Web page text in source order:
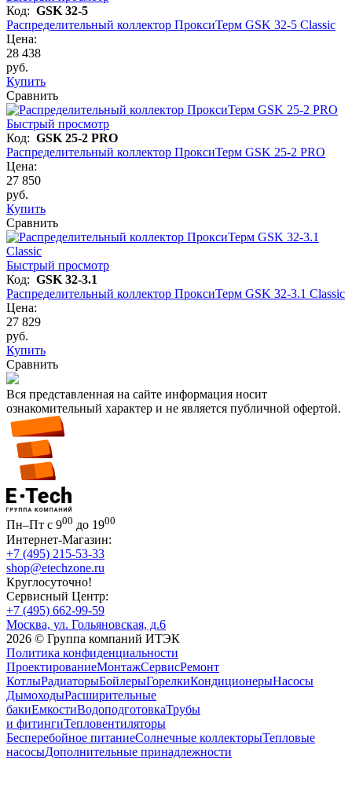
Код: GSK 32-5
Распределительный коллектор ПроксиТерм GSK 32-5 Classic
Цена:
28 438
руб.
Купить
Сравнить
Быстрый просмотр
Код: GSK 25-2 PRO
Распределительный коллектор ПроксиТерм GSK 25-2 PRO
Цена:
27 850
руб.
Купить
Сравнить
Быстрый просмотр
Код: GSK 32-3.1
Распределительный коллектор ПроксиТерм GSK 32-3.1 Classic
Цена:
27 829
руб.
Купить
Сравнить
Вся представленная на сайте информация носит
ознакомительный характер и не является публичной офертой.
Пн–Пт с 900 до 1900
Интернет-Магазин:
+7 (495) 215-53-33
shop@etechzone.ru
Круглосуточно!
Сервисный Центр:
+7 (495) 662-99-59
Москва, ул. Гольяновская, д.6
2026 © Группа компаний ИТЭК
Политика конфиденциальности
ПроектированиеМонтажСервисРемонт
КотлыРадиаторыБойлерыГорелкиКондиционерыНасосы
ДымоходыРасширительные
бакиЕмкостиВодоподготовкаТрубы
и фитингиТепловентиляторы
Бесперебойное питаниеСолнечные коллекторыТепловые
насосыДополнительные принадлежности